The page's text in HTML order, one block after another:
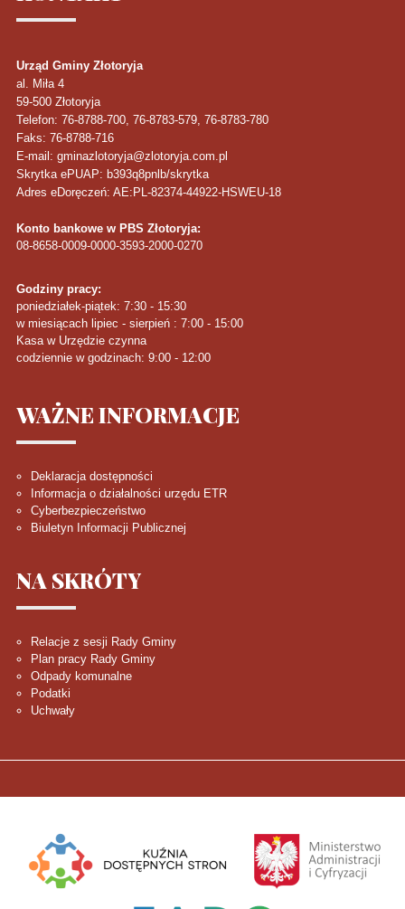
Urząd Gminy Złotoryja
al. Miła 4
59-500 Złotoryja
Telefon: 76-8788-700, 76-8783-579, 76-8783-780
Faks: 76-8788-716
E-mail: gminazlotoryja@zlotoryja.com.pl
Skrytka ePUAP: b393q8pnlb/skrytka
Adres eDoręczeń: AE:PL-82374-44922-HSWEU-18
Konto bankowe w PBS Złotoryja:
08-8658-0009-0000-3593-2000-0270
Godziny pracy:
poniedziałek-piątek: 7:30 - 15:30
w miesiącach lipiec - sierpień : 7:00 - 15:00
Kasa w Urzędzie czynna
codziennie w godzinach: 9:00 - 12:00
WAŻNEINFORMACJE
Deklaracja dostępności
Informacja o działalności urzędu ETR
Cyberbezpieczeństwo
Biuletyn Informacji Publicznej
NA SKRÓTY
Relacje z sesji Rady Gminy
Plan pracy Rady Gminy
Odpady komunalne
Podatki
Uchwały